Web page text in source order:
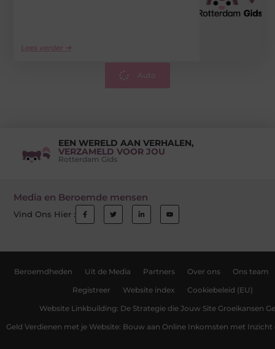
Lees verder ➜
Auto
EEN WERELD AAN VERHALEN,
VERZAMELD VOOR JOU
Rotterdam Gids
Media en Beroemde mensen
Vind Ons Hier :
Beroemdheden Uit de Media Partners Over ons Ons team
Registreer Website index Cookiebeleid (EU)
Website Linkbuilding: De Strategie die Jouw Site Groeikansen
Geld Verdienen met je Website: Bouw aan Online Inkomsten met Inzicht